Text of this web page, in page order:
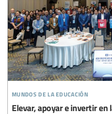
mundos de la educación
Elevar, apoyar e invertir